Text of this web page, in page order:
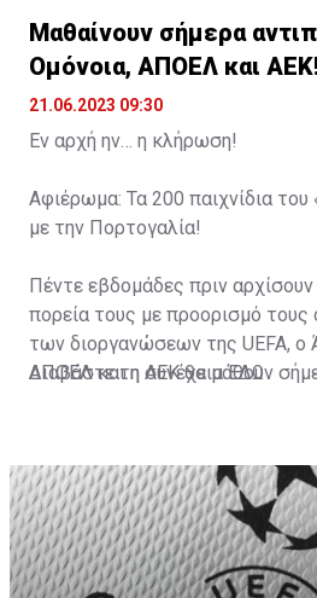
Μαθαίνουν σήμερα
Ομόνοια, ΑΠΟΕΛ και
21.06.2023 09:30
Εν αρχή ην… η κλήρωση!
Αφιέρωμα: Τα 200 παιχνίδια του
με την Πορτογαλία!
Πέντε εβδομάδες πριν
πορεία τους με προορισμό τους
των διοργανώσεων της UEFA, ο
ΑΠΟΕΛ και η ΑΕΚ θα μάθουν
Διαβάστε τη συνέχεια ΕΔΩ